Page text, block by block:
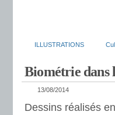
ILLUSTRATIONS
Biométrie dans
13/08/2014
Dessins réalisés